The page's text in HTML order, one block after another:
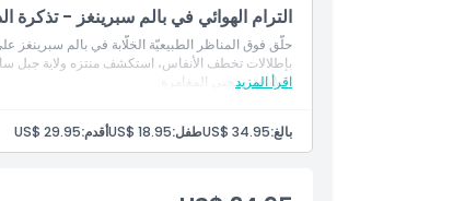
الموقع
كيفية الاسترداد
سياسة الإلغاء
الترام الهوائي في بالم سبرينغز - تذكرة
حلّق فوق المناظر الطبيعيّة الخلّابة في بالم سبرينغز
بإطلالات تخطف الأنفاس، استكشف منتزه ولاية جبل
الطبيعة ومحبي المغامرة.
اقرأ المزيد
بالغ:US$ 34.95طفل:US$ 18.95أقدم:US$ 29.95